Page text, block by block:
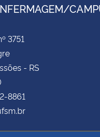
3751
- RS
8861